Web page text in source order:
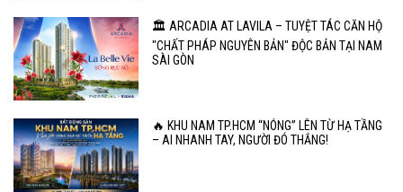
🏛️ ARCADIA AT LAVILA – TUYỆT TÁC CĂN HỘ
"CHẤT PHÁP NGUYÊN BẢN" ĐỘC BẢN TẠI NAM
SÀI GÒN
🔥 KHU NAM TP.HCM “NÓNG” LÊN TỪ HẠ TẦNG
– AI NHANH TAY, NGƯỜI ĐÓ THẮNG!